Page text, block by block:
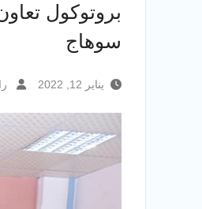
بروتوكول
سوهاج
يناير 12, 2022